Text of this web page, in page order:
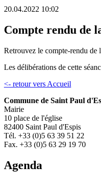
20.04.2022 10:02
Compte rendu de
Retrouvez le compte-rendu de
Les délibérations de cette
<- retour vers Accueil
Commune de Saint Paul
Mairie
10 place de l'église
82400 Saint Paul d'Espis
Tél. +33 (0)5 63 39 51 22
Fax. +33 (0)5 63 29 19 70
Agenda